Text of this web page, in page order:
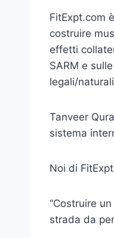
FitExpt.com
costruire
effetti
SARM e
legali/
Tanveer
sistema
Noi di
“Costruire
strada da